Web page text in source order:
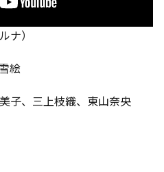
ナ）
絵
子、三上枝織、東山奈央